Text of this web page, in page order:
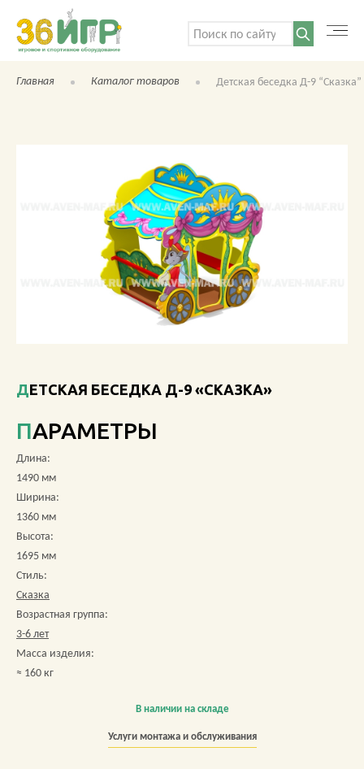
О КОМПАНИИ
Поиск:
Главная Каталог товаров Детская беседка Д-9 “Сказка”
ДЕТСКАЯ БЕСЕДКА Д-9 «СКАЗКА»
ПАРАМЕТРЫ
Длина:
1490 мм
Ширина:
1360 мм
Высота:
1695 мм
Стиль:
Сказка
Возрастная группа:
3-6 лет
Масса изделия:
≈ 160 кг
В наличии на складе
Услуги монтажа и обслуживания